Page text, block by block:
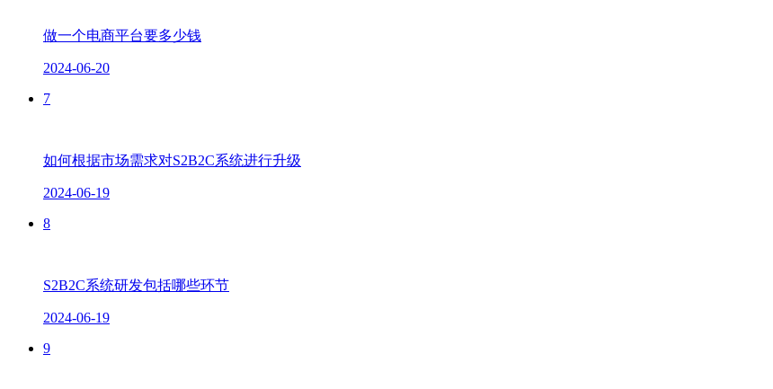
做一个电商平台要多少钱
2024-06-20
7
如何根据市场需求对S2B2C系统进行升级
2024-06-19
8
S2B2C系统研发包括哪些环节
2024-06-19
9